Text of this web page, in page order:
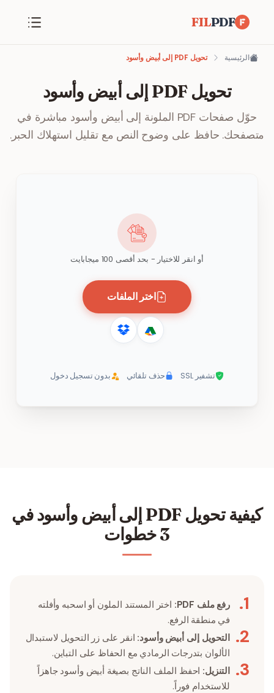
FILPDF
الرئيسية تحويل PDF إلى أبيض وأسود
تحويل PDF إلى أبيض وأسود
حوّل صفحات PDF الملونة إلى أبيض وأسود مباشرة في
متصفحك. حافظ على وضوح النص مع تقليل استهلاك الحبر.
أو انقر للاختيار - بحد أقصى 100 ميجابايت
اختر الملفات
تشفير SSL حذف تلقائي بدون تسجيل دخول
كيفية تحويل PDF إلى أبيض وأسود في
3 خطوات
1
. رفع ملف PDF:
اختر المستند الملون أو اسحبه وأفلته
في منطقة الرفع.
2
. التحويل إلى أبيض وأسود: انقر على زر التحويل لاستبدال
الألوان بتدرجات الرمادي مع الحفاظ على التباين.
3
. التنزيل: احفظ الملف الناتج بصيغة أبيض وأسود جاهزاً
للاستخدام فوراً.